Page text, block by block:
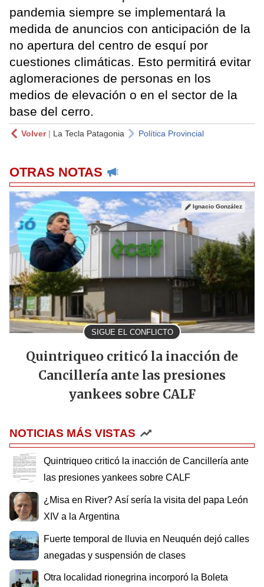
pandemia siempre se implementará la
medida de anuncios con anticipación de la
no apertura del centro de esquí por
cuestiones climáticas. Esto permitirá evitar
aglomeraciones de personas en los
medios de elevación o en el sector de la
base del cerro.
Volver| La Tecla Patagonia Política Provincial
OTRAS NOTAS
SIGUE EL CONFLICTO
Ignacio González
Quintriqueo criticó la inacción de
Cancillería ante las presiones
yankees sobre CALF
NOTICIAS MÁS VISTAS
Quintriqueo criticó la inacción de Cancillería ante
las presiones yankees sobre CALF
¿Misa en River? Así sería la visita del papa León
XIV a la Argentina
Fuerte temporal de lluvia en Neuquén dejó calles
anegadas y suspensión de clases
Otra localidad rionegrina incorporó la Boleta